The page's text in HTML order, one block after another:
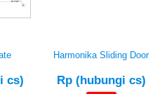
cs)
Harmonika Sliding Door
Rp (hubungi cs)